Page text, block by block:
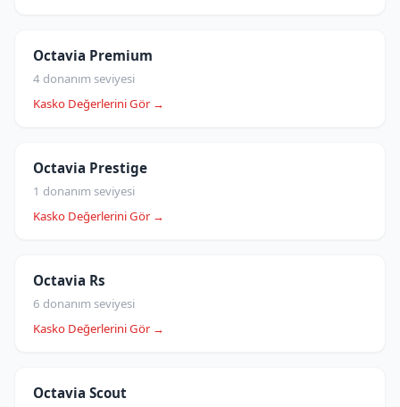
Octavia Premium
4 donanım seviyesi
Kasko Değerlerini Gör →
Octavia Prestige
1 donanım seviyesi
Kasko Değerlerini Gör →
Octavia Rs
6 donanım seviyesi
Kasko Değerlerini Gör →
Octavia Scout